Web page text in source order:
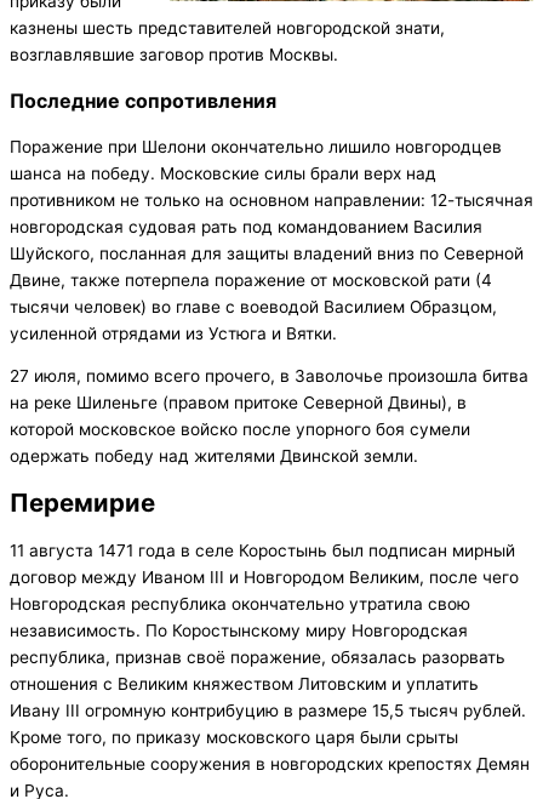
казнены шесть представителей новгородской знати,
возглавлявшие заговор против Москвы.
Последние сопротивления
Поражение при Шелони окончательно лишило новгородцев
шанса на победу. Московские силы брали верх над
противником не только на основном направлении: 12-тысячная
новгородская судовая рать под командованием Василия
Шуйского, посланная для защиты владений вниз по Северной
Двине, также потерпела поражение от московской рати (4
тысячи человек) во главе с воеводой Василием Образцом,
усиленной отрядами из Устюга и Вятки.
27 июля, помимо всего прочего, в Заволочье произошла битва
на реке Шиленьге (правом притоке Северной Двины), в
которой московское войско после упорного боя сумели
одержать победу над жителями Двинской земли.
Перемирие
11 августа 1471 года в селе Коростынь был подписан мирный
договор между Иваном III и Новгородом Великим, после чего
Новгородская республика окончательно утратила свою
независимость. По Коростынскому миру Новгородская
республика, признав своё поражение, обязалась разорвать
отношения с Великим княжеством Литовским и уплатить
Ивану III огромную контрибуцию в размере 15,5 тысяч рублей.
Кроме того, по приказу московского царя были срыты
оборонительные сооружения в новгородских крепостях Демян
и Руса.